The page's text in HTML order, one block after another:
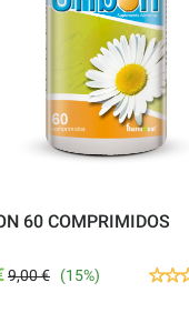
60 COMPRIMIDOS
9,00 € (15%)